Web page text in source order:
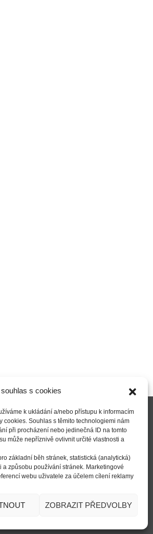
s cookies
k ukládání a/nebo přístupu k informacím
cookies. Souhlas s těmito technologiemi nám
při procházení nebo jedinečná ID na tomto
může nepříznivě ovlivnit určité vlastnosti a
základní běh stránek, statistická (analytická)
způsobu používání stránek. Marketingové
webu uživatele za účelem cílení reklamy
ZOBRAZIT PŘEDVOLBY